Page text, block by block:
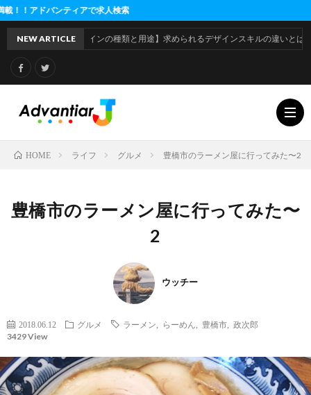
で求人検索
NEW ARTICLE
【デザインの種類と用途】求められるデザインスキルの違いとは
HOME ライフ グルメ 豊橋市のラーメン屋に行ってみた〜2
豊橋市のラーメン屋に行ってみた〜
2
ウッチー
2018.06.12 グルメ ラーメン らーめん 豊橋市 政次郎
3429 View